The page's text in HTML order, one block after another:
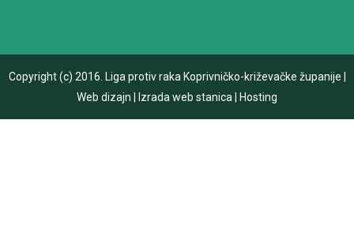
Copyright (c) 2016. Liga protiv raka Koprivničko-križevačke županije
Web dizajn
Izrada web stanica Hosting